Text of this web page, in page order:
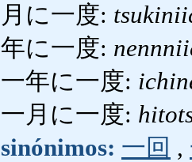
月に一度:
年に一度:
一年に一度:
一月に一度:
sinónimos: 一回 ,